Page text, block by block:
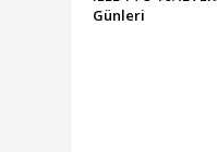
Günleri